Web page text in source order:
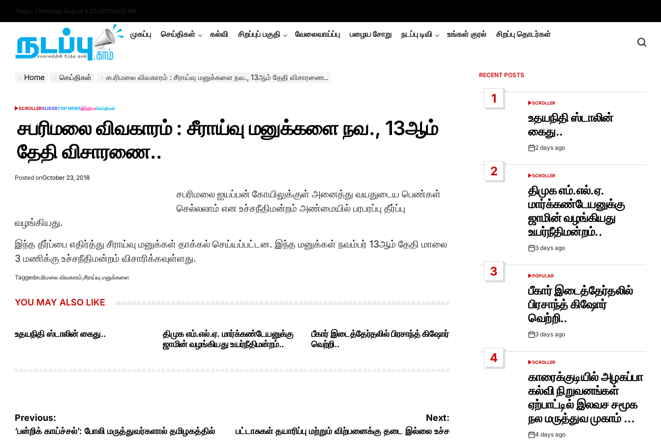
Today: Thursday, August 6 202611:55:06 AM
nadappu.com
முகப்பு செய்திகள் கல்வி சிறப்புப் பகுதி வேலைவாய்ப்பு பழைய சோறு நடப்பு டிவி உங்கள் குரல் சிறப்பு தொடர்கள்
Home செய்திகள் சபரிமலை விவகாரம் : சீராய்வு மனுக்களை நவ., 13ஆம் தேதி விசாரணை..
POSTED
SCROLLERSLIDERTOP NEWSஇந்தியாசெய்திகள்
சபரிமலை விவகாரம் : சீராய்வு மனுக்களை நவ., 13ஆம்
தேதி விசாரணை..
Posted onOctober 23, 2018
சபரிமலை ஐயப்பன் கோயிலுக்குள் அனைத்து வயதுடைய பெண்கள்
செல்லலாம் என உச்சநீதிமன்றம் அண்மையில் பரபரப்பு தீர்ப்பு
வழங்கியது.
இந்த தீர்ப்பை எதிர்த்து சீராய்வு மனுக்கள் தாக்கல் செய்யப்பட்டன. இந்த மனுக்கள் நவம்பர் 13ஆம் தேதி மாலை
3 மணிக்கு உச்சநீதிமன்றம் விசாரிக்கவுள்ளது.
Taggedசபரிமலை விவகாரம்,சீராய்வு மனுக்களை
YOU MAY ALSO LIKE
உதயநிதி ஸ்டாலின் கைது..
திமுக எம்.எல்.ஏ. மார்க்கண்டேயனுக்கு
ஜாமின் வழங்கியது உயர்நீதிமன்றம்..
பீகார் இடைத்தேர்தலில் பிரசாந்த் கிஷோர்
வெற்றி..
Post
navigation
Previous:
‘பன்றிக் காய்ச்சல்’: போலி மருத்துவர்களால் தமிழகத்தில்
Next:
பட்டாசுகள் தயாரிப்பு மற்றும் விற்பனைக்கு தடை இல்லை உச்ச
RECENT POSTS
1
POSTED
SCROLLER
உதயநிதி ஸ்டாலின்
கைது..
Post2 days ago
2
POSTED
SCROLLER
திமுக எம்.எல்.ஏ.
மார்க்கண்டேயனுக்கு
ஜாமின் வழங்கியது
உயர்நீதிமன்றம்..
Post3 days ago
3
POSTED
POPULAR
பீகார் இடைத்தேர்தலில்
பிரசாந்த் கிஷோர்
வெற்றி..
Post3 days ago
4
POSTED
SCROLLER
காரைக்குடியில் அழகப்பா
கல்வி நிறுவனங்கள்
ஏற்பாட்டில் இலவச சமூக
நல மருத்துவ முகாம் …
Post4 days ago